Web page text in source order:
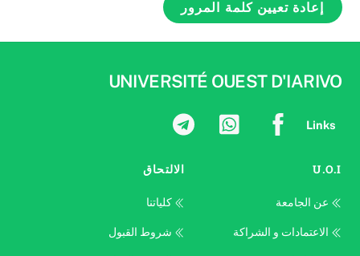
UNIVERSITÉ OUEST D'IARIVO
Links
U.O.I
عن الجامعة
الاعتمادات و الشراكة
الالتحاق
كلياتنا
شروط القبول